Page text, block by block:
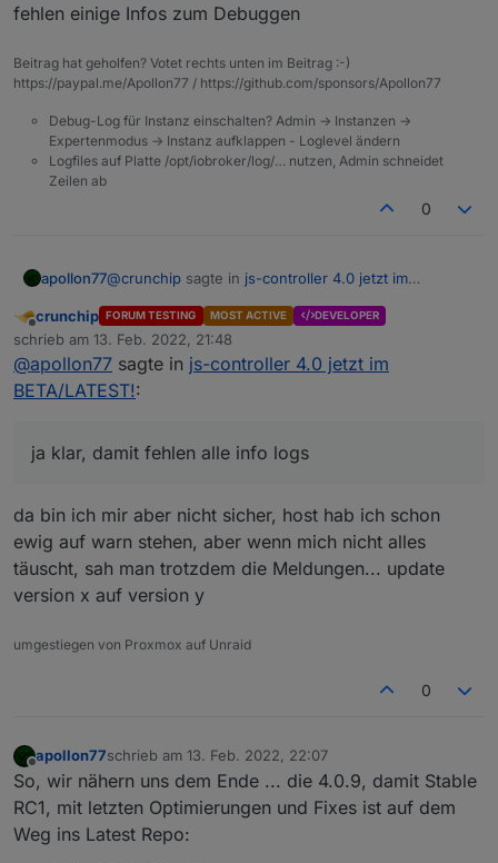
fehlen einige Infos zum Debuggen
Beitrag hat geholfen? Votet rechts unten im Beitrag :-)
https://paypal.me/Apollon77 / https://github.com/sponsors/Apollon77
Debug-Log für Instanz einschalten? Admin -> Instanzen ->
Expertenmodus -> Instanz aufklappen - Loglevel ändern
Logfiles auf Platte /opt/iobroker/log/… nutzen, Admin schneidet
Zeilen ab
0
apollon77@crunchip sagte in js-controller 4.0 jetzt im
hängt aber nicht damit zusammen, das die
Logstufe vom Host auf warn steht?
hehe ... ja klar, damit fehlen alle info logs ... damit
fehlen einige Infos zum Debuggen
Offline
crunchip FORUM TESTING MOST ACTIVE DEVELOPER
schrieb am 13. Feb. 2022, 21:48
zuletzt editiert von
@apollon77 sagte in js-controller 4.0 jetzt im
BETA/LATEST!:
ja klar, damit fehlen alle info logs
da bin ich mir aber nicht sicher, host hab ich schon
ewig auf warn stehen, aber wenn mich nicht alles
täuscht, sah man trotzdem die Meldungen... update
version x auf version y
umgestiegen von Proxmox auf Unraid
0
Offline
apollon77schrieb am 13. Feb. 2022, 22:07
zuletzt editiert von
So, wir nähern uns dem Ende ... die 4.0.9, damit Stable
RC1, mit letzten Optimierungen und Fixes ist auf dem
Weg ins Latest Repo: